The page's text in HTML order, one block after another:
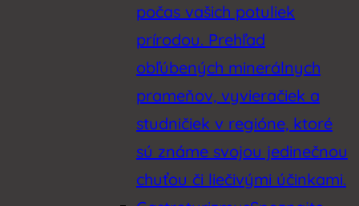
počas vašich potuliek
prírodou. Prehľad
obľúbených minerálnych
prameňov, vyvieračiek a
studničiek v regióne, ktoré
sú známe svojou jedinečnou
chuťou či liečivými účinkami.